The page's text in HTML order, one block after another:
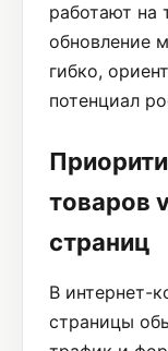
работают на
обновление
гибко,
потенциал
товаров
страниц
В интернет-
страницы